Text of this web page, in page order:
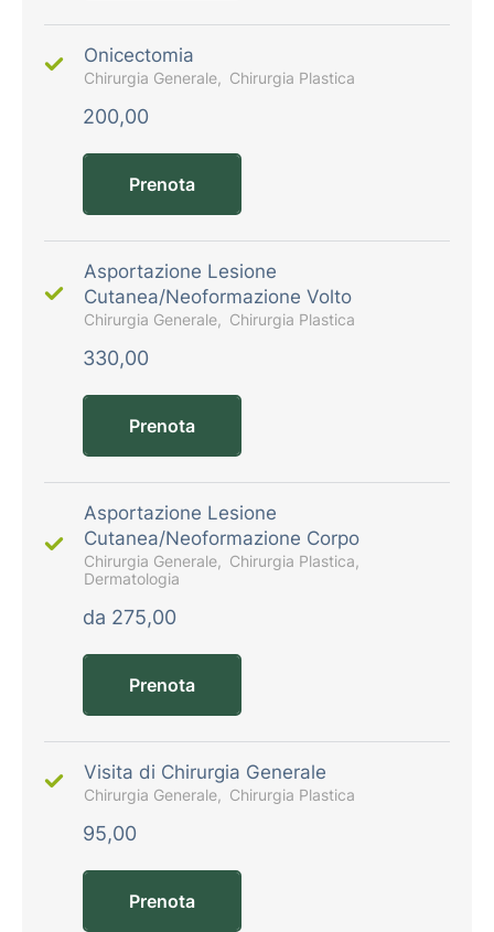
Onicectomia
Chirurgia Generale Chirurgia Plastica
200,00
Prenota
Asportazione Lesione
Cutanea/Neoformazione Volto
Chirurgia Generale Chirurgia Plastica
330,00
Prenota
Asportazione Lesione
Cutanea/Neoformazione Corpo
Chirurgia Generale
Chirurgia Plastica
Dermatologia
da 275,00
Prenota
Visita di Chirurgia Generale
Chirurgia Generale Chirurgia Plastica
95,00
Prenota